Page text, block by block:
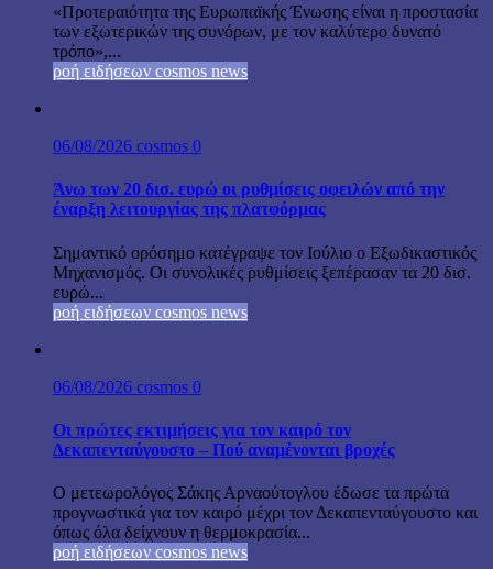
«Προτεραιότητα της Ευρωπαϊκής Ένωσης είναι η προστασία
των εξωτερικών της συνόρων, με τον καλύτερο δυνατό
τρόπο»,...
ροή ειδήσεων cosmos news
06/08/2026 cosmos 0
Άνω των 20 δισ. ευρώ οι ρυθμίσεις οφειλών από την
έναρξη λειτουργίας της πλατφόρμας
Σημαντικό ορόσημο κατέγραψε τον Ιούλιο ο Εξωδικαστικός
Μηχανισμός. Οι συνολικές ρυθμίσεις ξεπέρασαν τα 20 δισ.
ευρώ...
ροή ειδήσεων cosmos news
06/08/2026 cosmos 0
Οι πρώτες εκτιμήσεις για τον καιρό τον
Δεκαπενταύγουστο – Πού αναμένονται βροχές
Ο μετεωρολόγος Σάκης Αρναούτογλου έδωσε τα πρώτα
προγνωστικά για τον καιρό μέχρι τον Δεκαπενταύγουστο και
όπως όλα δείχνουν η θερμοκρασία...
ροή ειδήσεων cosmos news